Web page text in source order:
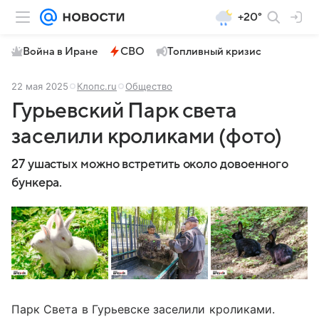
+20°
Война в Иране СВО Топливный кризис
22 мая 2025 Клопс.ru Общество
Гурьевский Парк света
заселили кроликами (фото)
27 ушастых можно встретить около довоенного
бункера.
Парк Света в Гурьевске заселили кроликами.